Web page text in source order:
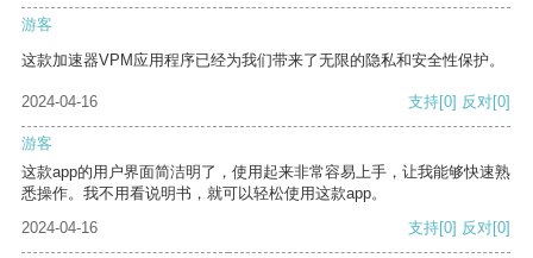
游客
这款加速器VPM应用程序已经为我们带来了无限的隐私和安全性保护。
2024-04-16 支持[0] 反对[0]
游客
这款app的用户界面简洁明了，使用起来非常容易上手，让我能够快速熟
悉操作。我不用看说明书，就可以轻松使用这款app。
2024-04-16
支持[0] 反对[0]